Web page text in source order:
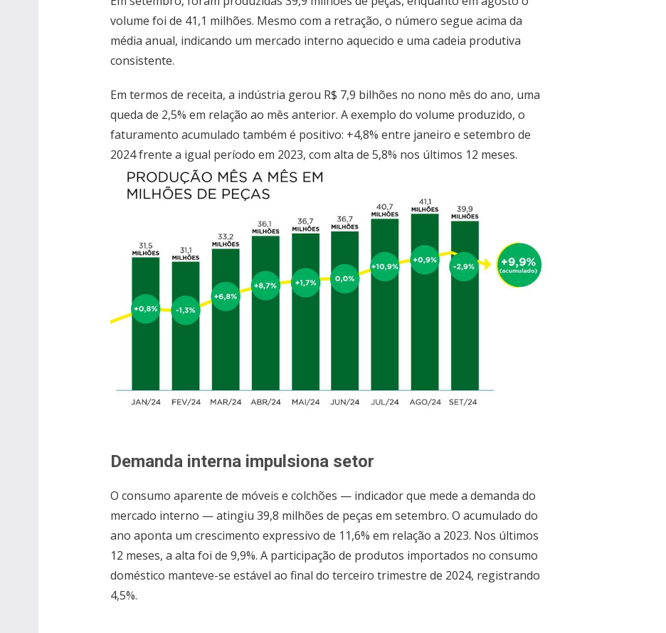
volume foi de 41,1 milhões. Mesmo com a retração, o número segue acima da
média anual, indicando um mercado interno aquecido e uma cadeia produtiva
consistente.
Em termos de receita, a indústria gerou R$ 7,9 bilhões no nono mês do ano, uma
queda de 2,5% em relação ao mês anterior. A exemplo do volume produzido, o
faturamento acumulado também é positivo: +4,8% entre janeiro e setembro de
2024 frente a igual período em 2023, com alta de 5,8% nos últimos 12 meses.
Demanda interna impulsiona setor
O consumo aparente de móveis e colchões — indicador que mede a demanda do
mercado interno — atingiu 39,8 milhões de peças em setembro. O acumulado do
ano aponta um crescimento expressivo de 11,6% em relação a 2023. Nos últimos
12 meses, a alta foi de 9,9%. A participação de produtos importados no consumo
doméstico manteve-se estável ao final do terceiro trimestre de 2024, registrando
4,5%.